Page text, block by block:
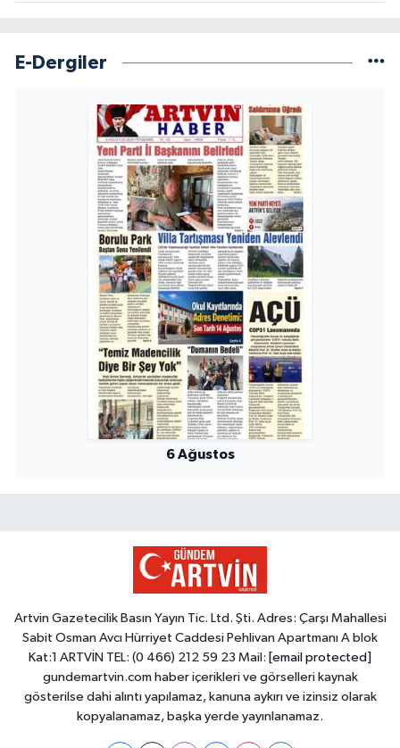
E-Dergiler
6 Ağustos
Artvin Gazetecilik Basın Yayın Tic. Ltd. Şti. Adres: Çarşı Mahallesi
Sabit Osman Avcı Hürriyet Caddesi Pehlivan Apartmanı A blok
Kat:1 ARTVİN TEL: (0 466) 212 59 23 Mail: [email protected]
gundemartvin.com haber içerikleri ve görselleri kaynak
gösterilse dahi alıntı yapılamaz, kanuna aykırı ve izinsiz olarak
kopyalanamaz, başka yerde yayınlanamaz.